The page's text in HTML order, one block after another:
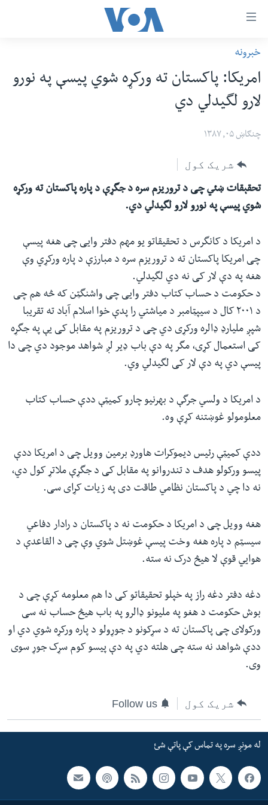
رسي
وړ
اتصالات
متن
شئ
عمومي
لاړ
شئ
لټون
ځای
ته
شئ
افغانستان
سیمه
امریکا
ښځې او نجونې
ځوانان
د بیان ازادي
روغتیا
سرمقاله
له مونږ سره په تماس کې پاتې شئ
ژبې
خبرونه
امریکا: پاکستان ته ورکړه شوي پیسې په نورو
لارو لگیدلي دي
چنګاښ ۰۵, ۱۳۸۷
شریک کول
تحقېقات ښئي چی د تروریزم سره د جگړې د پاره پاکستان ته ورکړه
شوي پیسې په نورو لارو لگیدلي دي.
د امریکا د کانگرس د تحقیقاتو یو مهم دفتر وایی چی هغه پیسې
چی امریکا پاکستان ته د تروریزم سره د مبارزې د پاره ورکړي وې
هغه په دې لار کی نه دي لگیدلي.
د حکومت د حساب کتاب دفتر وایی چی واشنگټن که څه هم چی
د ٢٠٠١ کال د سیپټامبر د میاشتي را پدې خوا اسلام آباد ته تقریبا
شپږ ملیارډ ډالره ورکړی دي چی د تروریزم په مقابل کی یې په جگړه
کی استعمال کړی، مگر په دې باب ډیر لږ شواهد موجود دي چی دا
پیسې دي په دې لار کی لگیدلي وي.
د امریکا د ولسي جرگې د بهرنیو چارو کمیټې ددې حساب کتاب
معلومولو غوښتنه کړې وه.
ددې کمیټې رئیس دیموکرات هاورډ برمین وویل چی د امریکا ددې
پیسو ورکولو هدف د تندروانو په مقابل کی د جگړې ملاتړ کول دي،
نه دا چي د پاکستان نظامي طاقت دی په زیات کړای سی.
هغه وویل چی د امریکا د حکومت نه د پاکستان د رادار دفاعي
سیسټم د پاره هغه وخت پیسې غوښتل شوي وې چی د القاعدې د
هوایي قوې لا هیڅ درک نه سته.
دغه دفتر دغه راز په خپلو تحقیقاتو کی دا هم معلومه کړې چی د
بوش حکومت د هغو په ملیونو ډالرو په باب هیڅ حساب نه سی
ورکولای چی پاکستان ته د سړکونو د جوړولو د پاره ورکړه شوي دي او
ددې شواهد نه سته چی هلته دي په دې پیسو کوم سړک جوړ سوی
وی.
شریک کول Follow us
له مونږ سره په تماس کې پاتې شئ